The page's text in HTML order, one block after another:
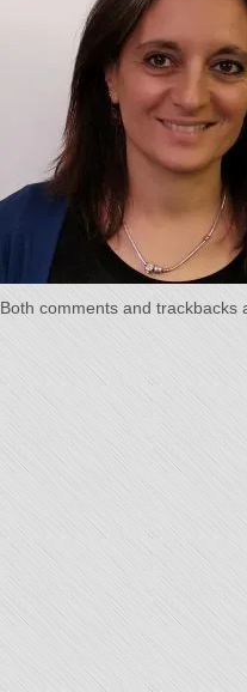
Both comments and trackbacks